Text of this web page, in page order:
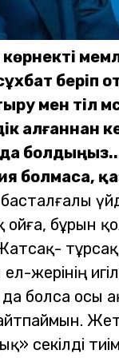
көрнекті
мен тіл
болмаса,
бұрын қол
ел-жерінің
да болса
секілді